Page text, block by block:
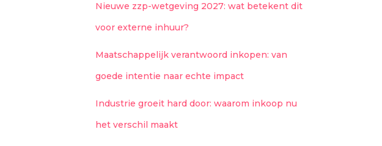
Nieuwe zzp-wetgeving 2027: wat betekent dit
voor externe inhuur?
Maatschappelijk verantwoord inkopen: van
goede intentie naar echte impact
Industrie groeit hard door: waarom inkoop nu
het verschil maakt